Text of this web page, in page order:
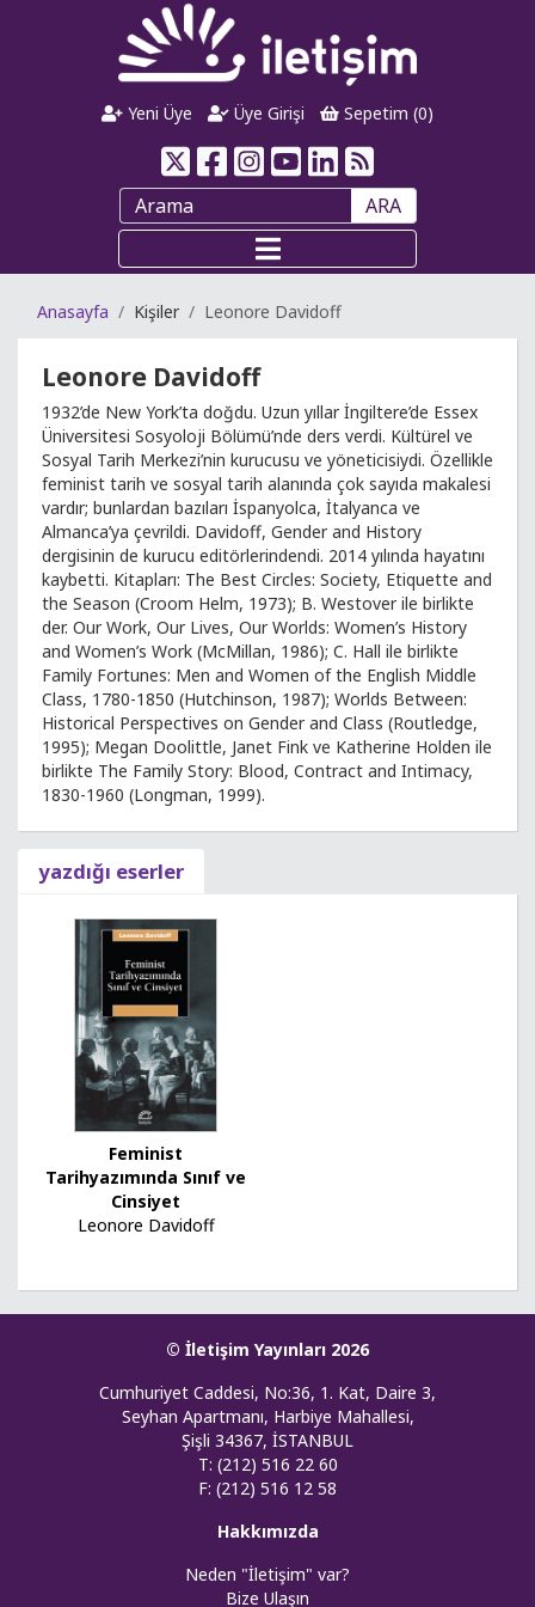
Yeni Üye Üye Girişi Sepetim (0)
ARA
Anasayfa Kişiler Leonore Davidoff
Leonore Davidoff
1932’de New York’ta doğdu. Uzun yıllar İngiltere’de Essex
Üniversitesi Sosyoloji Bölümü’nde ders verdi. Kültürel ve
Sosyal Tarih Merkezi’nin kurucusu ve yöneticisiydi. Özellikle
feminist tarih ve sosyal tarih alanında çok sayıda makalesi
vardır; bunlardan bazıları İspanyolca, İtalyanca ve
Almanca’ya çevrildi. Davidoff, Gender and History
dergisinin de kurucu editörlerindendi. 2014 yılında hayatını
kaybetti. Kitapları: The Best Circles: Society, Etiquette and
the Season (Croom Helm, 1973); B. Westover ile birlikte
der. Our Work, Our Lives, Our Worlds: Women’s History
and Women’s Work (McMillan, 1986); C. Hall ile birlikte
Family Fortunes: Men and Women of the English Middle
Class, 1780-1850 (Hutchinson, 1987); Worlds Between:
Historical Perspectives on Gender and Class (Routledge,
1995); Megan Doolittle, Janet Fink ve Katherine Holden ile
birlikte The Family Story: Blood, Contract and Intimacy,
1830-1960 (Longman, 1999).
yazdığı eserler
Feminist
Tarihyazımında Sınıf ve
Cinsiyet
Leonore Davidoff
© İletişim Yayınları 2026
Cumhuriyet Caddesi, No:36, 1. Kat, Daire 3,
Seyhan Apartmanı, Harbiye Mahallesi,
Şişli 34367, İSTANBUL
T: (212) 516 22 60
F: (212) 516 12 58
Hakkımızda
Neden "İletişim" var?
Bize Ulaşın